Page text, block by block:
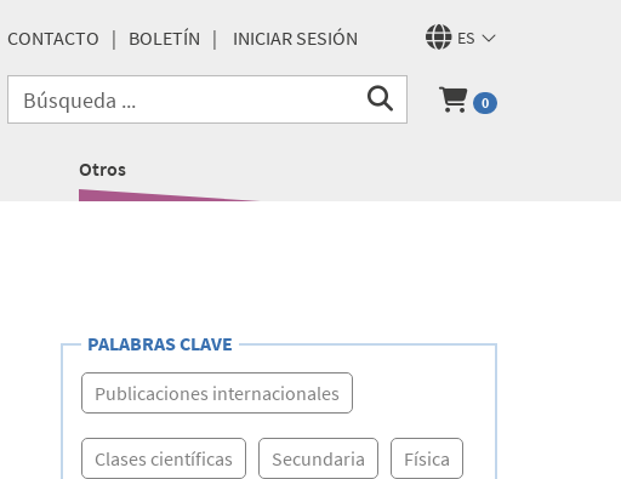
ES
CONTACTO BOLETÍN INICIAR SESIÓN
0
Otros
PALABRAS CLAVE
Publicaciones internacionales
Clases científicas Secundaria Física